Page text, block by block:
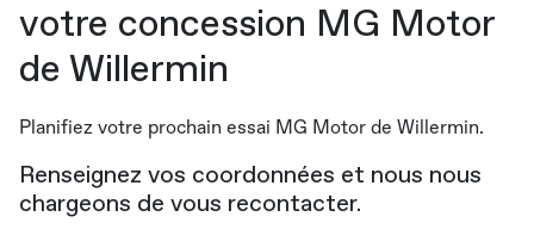
votre concession MG Motor
de Willermin
Planifiez votre prochain essai MG Motor de Willermin.
Renseignez vos coordonnées et nous nous
chargeons de vous recontacter.